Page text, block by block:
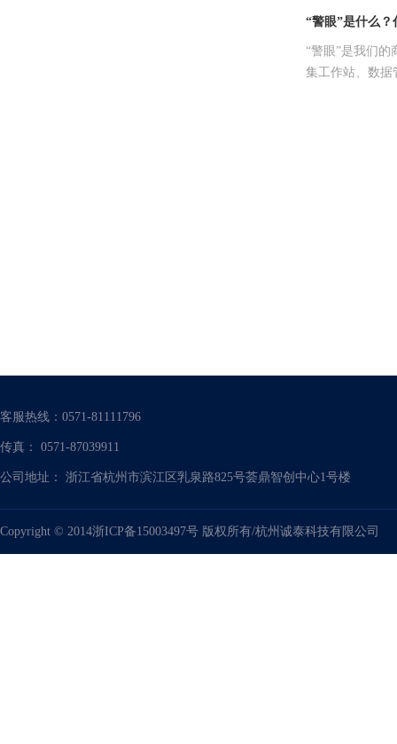
“警眼”是什么？
“警眼”是我们
集工作站、数据
客服热线：0571-81111796
传真： 0571-87039911
公司地址： 浙江省杭州市滨江区乳泉路825号荟鼎智创中心1号楼
Copyright © 2014浙ICP备15003497号 版权所有/杭州诚泰科技有限公司